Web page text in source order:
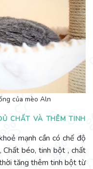
của mèo Aln
CHẤT VÀ THÊM TINH
mạnh cần có chế độ
Chất béo, tinh bột , chất
tăng thêm tinh bột từ